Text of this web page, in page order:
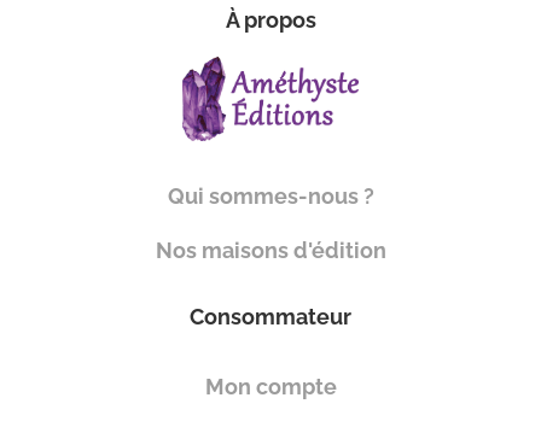
À propos
Qui sommes-nous ?
Nos maisons d'édition
Consommateur
Mon compte